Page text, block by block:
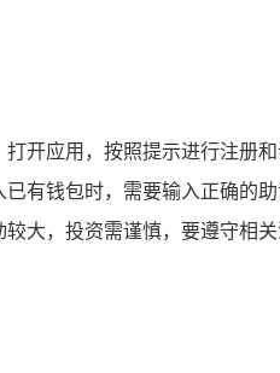
打开应用，按照提示进行注
有钱包时，需要输入正确的
大，投资需谨慎，要遵守相